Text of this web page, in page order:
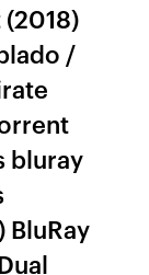
/
bluray
BluRay